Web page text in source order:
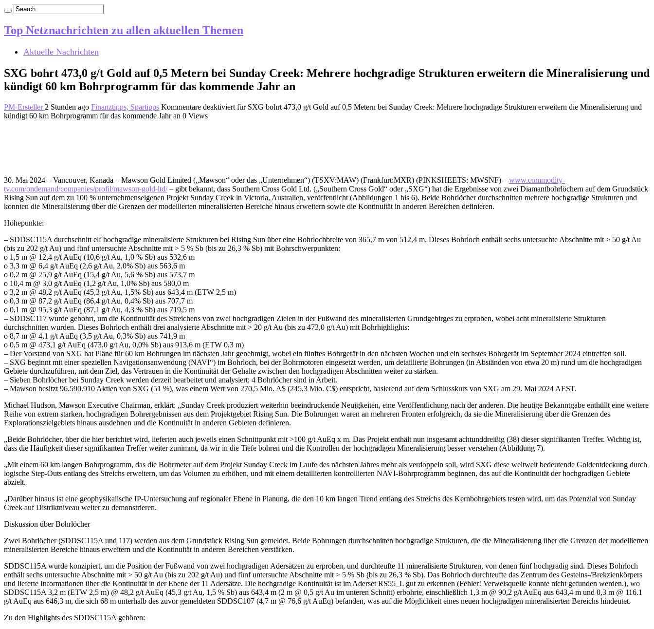
Top Netznachrichten zu allen aktuellen Themen
Aktuelle Nachrichten
SXG bohrt 473,0 g/t Gold auf 0,5 Metern bei Sunday Creek: Mehrere hochgradige Strukturen erweitern die Mineralisierung und
kündigt 60 km Bohrprogramm für das kommende Jahr an
PM-Ersteller 2 Stunden ago Finanztipps, Spartipps Kommentare deaktiviert für SXG bohrt 473,0 g/t Gold auf 0,5 Metern bei Sunday Creek: Mehrere hochgradige Strukturen erweitern die Mineralisierung und
kündigt 60 km Bohrprogramm für das kommende Jahr an 0 Views
30. Mai 2024 – Vancouver, Kanada – Mawson Gold Limited („Mawson“ oder das „Unternehmen“) (TSXV:MAW) (Frankfurt:MXR) (PINKSHEETS: MWSNF) – www.commodity-
tv.com/ondemand/companies/profil/mawson-gold-ltd/– gibt bekannt, dass Southern Cross Gold Ltd. („Southern Cross Gold“ oder „SXG“) hat die Ergebnisse von zwei Diamantbohrlöchern auf dem Grundstück
Rising Sun auf dem zu 100 % unternehmenseigenen Projekt Sunday Creek in Victoria, Australien, veröffentlicht (Abbildungen 1 bis 6). Beide Bohrlöcher durchschnitten mehrere hochgradige Strukturen und
konnten die Mineralisierung über die Grenzen der modellierten mineralisierten Bereiche hinaus erweitern sowie die Kontinuität in anderen Bereichen definieren.
Höhepunkte:
– SDDSC115A durchschnitt elf hochgradige mineralisierte Strukturen bei Rising Sun über eine Bohrlochbreite von 365,7 m von 512,4 m. Dieses Bohrloch enthält sechs untersuchte Abschnitte mit > 50 g/t Au
(bis zu 202 g/t Au) und fünf untersuchte Abschnitte mit > 5 % Sb (bis zu 26,3 % Sb) mit Bohrschwerpunkten:
o 1,5 m @ 12,4 g/t AuEq (10,6 g/t Au, 1,0 % Sb) aus 532,6 m
o 3,3 m @ 6,4 g/t AuEq (2,6 g/t Au, 2,0% Sb) aus 563,6 m
o 0,2 m @ 25,9 g/t AuEq (15,4 g/t Au, 5,6 % Sb) aus 573,7 m
o 10,4 m @ 3,0 g/t AuEq (1,2 g/t Au, 1,0% Sb) aus 580,0 m
o 3,2 m @ 48,2 g/t AuEq (45,3 g/t Au, 1,5% Sb) aus 643,4 m (ETW 2,5 m)
o 0,3 m @ 87,2 g/t AuEq (86,4 g/t Au, 0,4% Sb) aus 707,7 m
o 0,1 m @ 95,3 g/t AuEq (87,1 g/t Au, 4,3 % Sb) aus 719,5 m
– SDDSC117 wurde gebohrt, um die Kontinuität des Streichens von zwei hochgradigen Zielen in der Fußwand des mineralisierten Grundgebirges zu erproben, wobei acht mineralisierte Strukturen
durchschnitten wurden. Dieses Bohrloch enthält drei analysierte Abschnitte mit > 20 g/t Au (bis zu 473,0 g/t Au) mit Bohrhighlights:
o 8,7 m @ 4,1 g/t AuEq (3,5 g/t Au, 0,3% Sb) aus 741,9 m
o 0,5 m @ 473,1 g/t AuEq (473,0 g/t Au, 0,0% Sb) aus 913,6 m (ETW 0,3 m)
– Der Vorstand von SXG hat Pläne für 60 km Bohrungen im nächsten Jahr genehmigt, wobei ein fünftes Bohrgerät in den nächsten Wochen und ein sechstes Bohrgerät im September 2024 eintreffen soll.
– SXG beginnt mit einer speziellen Navigationsanwendung (NAVI“) im Bohrloch, bei der Bohrmotoren eingesetzt werden, um detaillierte Bohrungen (in Abständen von etwa 20 m) rund um die hochgradigen
Gebiete durchzuführen, mit dem Ziel, das Vertrauen in die Kontinuität der Gehalte zwischen den hochgradigen Abschnitten weiter zu stärken.
– Sieben Bohrlöcher bei Sunday Creek werden derzeit bearbeitet und analysiert; 4 Bohrlöcher sind in Arbeit.
– Mawson besitzt 96.590.910 Aktien von SXG (51 %), was einem Wert von 270,5 Mio. A$ (245,3 Mio. C$) entspricht, basierend auf dem Schlusskurs von SXG am 29. Mai 2024 AEST.
Michael Hudson, Mawson Executive Chairman, erklärt: „Sunday Creek produziert weiterhin beeindruckende Neuigkeiten, eine Veröffentlichung nach der anderen. Die heutige Bekanntgabe enthüllt eine weitere
Reihe von extrem starken, hochgradigen Bohrergebnissen aus dem Projektgebiet Rising Sun. Die Bohrungen waren an mehreren Fronten erfolgreich, da sie die Mineralisierung über die Grenzen des
Explorationszielgebiets hinaus ausdehnen und die Kontinuität in anderen Gebieten definieren.
„Beide Bohrlöcher, über die hier berichtet wird, lieferten auch jeweils einen Schnittpunkt mit >100 g/t AuEq x m. Das Projekt enthält nun insgesamt achtunddreißig (38) dieser signifikanten Treffer. Wichtig ist,
dass die Häufigkeit dieser signifikanten Treffer weiter zunimmt, da wir in die Tiefe bohren und die Kontrollen der hochgradigen Mineralisierung besser verstehen (Abbildung 7).
„Mit einem 60 km langen Bohrprogramm, das die Bohrmeter auf dem Projekt Sunday Creek im Laufe des nächsten Jahres mehr als verdoppeln soll, wird SXG diese weltweit bedeutende Goldentdeckung durch
logische Step-Outs entlang des Streichs erweitern, um das Volumen zu erhöhen, und mit einem detaillierten kontrollierten NAVI-Bohrprogramm beginnen, das auf die Kontinuität der hochgradigen Gebiete
abzielt.
„Darüber hinaus ist eine geophysikalische IP-Untersuchung auf regionaler Ebene in Planung, die den 10 km langen Trend entlang des Streichs des Kernbohrgebiets testen wird, um das Potenzial von Sunday
Creek auf Distriktniveau weiter zu demonstrieren.
Diskussion über Bohrlöcher
Zwei Bohrlöcher (SDDSC115A und 117) werden aus dem Grundstück Rising Sun gemeldet. Beide Bohrungen durchschnitten hochgradige Strukturen, die die Mineralisierung über die Grenzen der modellierten
mineralisierten Bereiche hinaus erweitern und die Kontinuität in anderen Bereichen verstärken.
SDDSC115A wurde konzipiert, um die Position der Fußwand von zwei hochgradigen Adersätzen zu erproben, und durchteufte 11 mineralisierte Strukturen, von denen fünf hochgradig sind. Dieses Bohrloch
enthält sechs untersuchte Abschnitte mit > 50 g/t Au (bis zu 202 g/t Au) und fünf untersuchte Abschnitte mit > 5 % Sb (bis zu 26,3 % Sb). Das Bohrloch durchteufte das Zentrum des Gesteins-/Brekzienkörpers
und lieferte Informationen über die Kontinuität in der Ebene der 11 Adersätze. Die hochgradige Kontinuität ist im Aderset RS55_L gut zu erkennen (Fehler! Verweisquelle konnte nicht gefunden werden.), wo
SDDSC115A 3,2 m (ETW 2,5 m) @ 48,2 g/t AuEq (45,3 g/t Au, 1,5 % Sb) aus 643,4 m (2 m @ 0,5 g/t Au im unteren Schnitt) erbohrte, einschließlich 1,3 m @ 90,2 g/t AuEq aus 643,4 m und 0,3 m @ 116.1
g/t AuEq aus 646,3 m, die sich 68 m unterhalb des zuvor gemeldeten SDDSC107 (4,7 m @ 76,6 g/t AuEq) befanden, was auf die Möglichkeit eines neuen hochgradigen mineralisierten Bereichs hindeutet.
Zu den Highlights des SDDSC115A gehören: